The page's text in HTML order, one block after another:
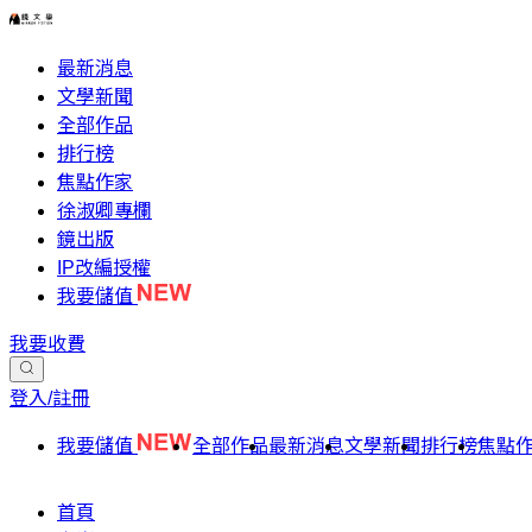
最新消息
文學新聞
全部作品
排行榜
焦點作家
徐淑卿專欄
鏡出版
IP改編授權
我要儲值
我要收費
登入/註冊
我要儲值 全部作品最新消息文學新聞排行榜焦點
首頁